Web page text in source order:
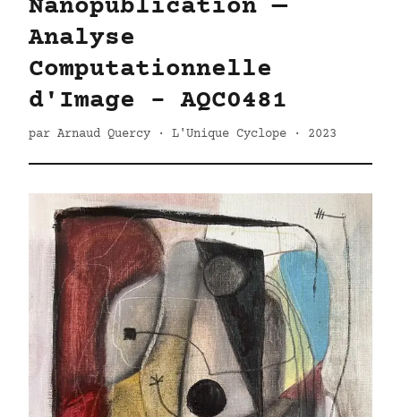
Nanopublication —
Analyse
Computationnelle
d'Image - AQC0481
par Arnaud Quercy · L'Unique Cyclope · 2023